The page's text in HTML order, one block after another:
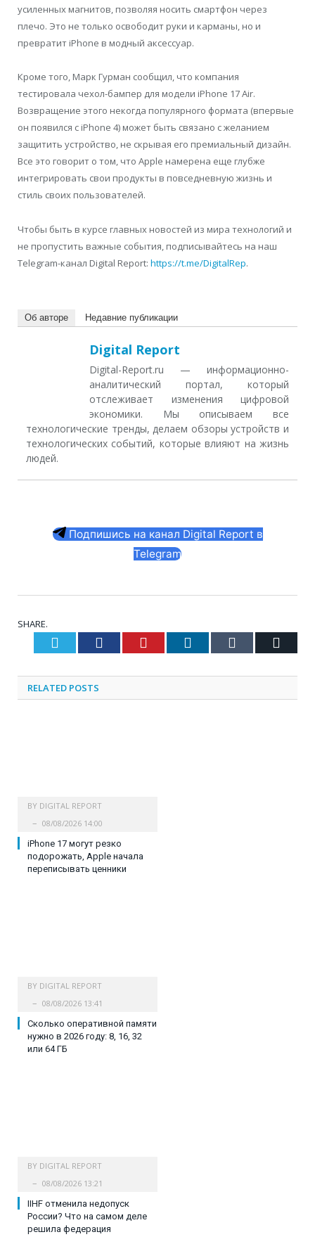
усиленных магнитов, позволяя носить смартфон через
плечо. Это не только освободит руки и карманы, но и
превратит iPhone в модный аксессуар.
Кроме того, Марк Гурман сообщил, что компания
тестировала чехол-бампер для модели iPhone 17 Air.
Возвращение этого некогда популярного формата (впервые
он появился с iPhone 4) может быть связано с желанием
защитить устройство, не скрывая его премиальный дизайн.
Все это говорит о том, что Apple намерена еще глубже
интегрировать свои продукты в повседневную жизнь и
стиль своих пользователей.
Чтобы быть в курсе главных новостей из мира технологий и
не пропустить важные события, подписывайтесь на наш
Telegram-канал Digital Report: https://t.me/DigitalRep.
Об авторе Недавние публикации
Digital Report
Digital-Report.ru — информационно-
аналитический портал, который
отслеживает изменения цифровой
экономики. Мы описываем все
технологические тренды, делаем обзоры устройств и
технологических событий, которые влияют на жизнь
людей.
Подпишись на канал Digital Report в
Telegram
SHARE.
Twitter Facebook Pinterest LinkedIn Tumblr
RELATED POSTS
BY DIGITAL REPORT
08/08/2026 14:00
iPhone 17 могут резко
подорожать, Apple начала
переписывать ценники
BY DIGITAL REPORT
08/08/2026 13:41
Сколько оперативной памяти
нужно в 2026 году: 8, 16, 32
или 64 ГБ
BY DIGITAL REPORT
08/08/2026 13:21
IIHF отменила недопуск
России? Что на самом деле
решила федерация